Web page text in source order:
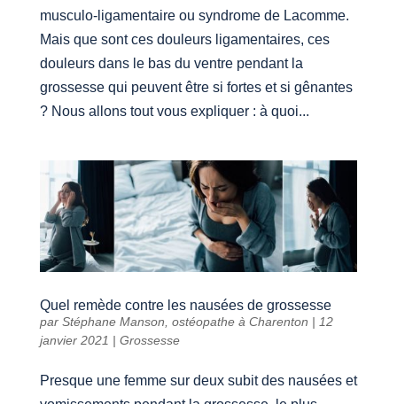
musculo-ligamentaire ou syndrome de Lacomme.
Mais que sont ces douleurs ligamentaires, ces
douleurs dans le bas du ventre pendant la
grossesse qui peuvent être si fortes et si gênantes
? Nous allons tout vous expliquer : à quoi...
Quel remède contre les nausées de grossesse
par Stéphane Manson, ostéopathe à Charenton | 12
janvier 2021 | Grossesse
Presque une femme sur deux subit des nausées et